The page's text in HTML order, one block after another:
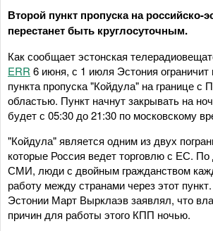
Второй пункт пропуска на российско-
перестанет быть круглосуточным.
Как сообщает эстонская
ERR 6 июня, с 1 июля Эстония
пункта пропуска "Койдула" на границе с
областью. Пункт начнут закрывать на
будет с 05:30 до 21:30 по московскому
"Койдула" является одним из двух
которые Россия ведет торговлю с ЕС. По
СМИ, люди с двойным гражданством
работу между странами через этот
Эстонии Март Вырклаэв заявлял, что
причин для работы этого КПП ночью.